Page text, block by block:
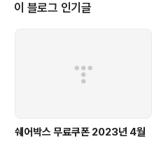
이 블로그 인기글
쉐어박스 무료쿠폰 2023년 4월